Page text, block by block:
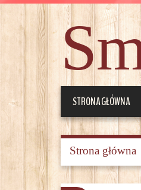
STRONA GŁÓWNA
Strona główna